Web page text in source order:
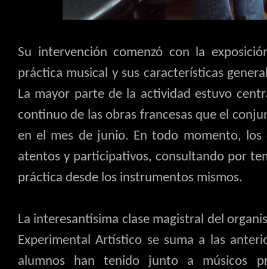
Su intervención comenzó con la
práctica musical y sus características
La mayor parte de la actividad estuvo
continuo de las obras francesas que el
en el mes de junio. En todo momento,
atentos y participativos, consultando por
práctica desde los instrumentos mismos.
La interesantísima clase magistral del
Experimental Artístico se suma a las
alumnos han tenido junto a músicos